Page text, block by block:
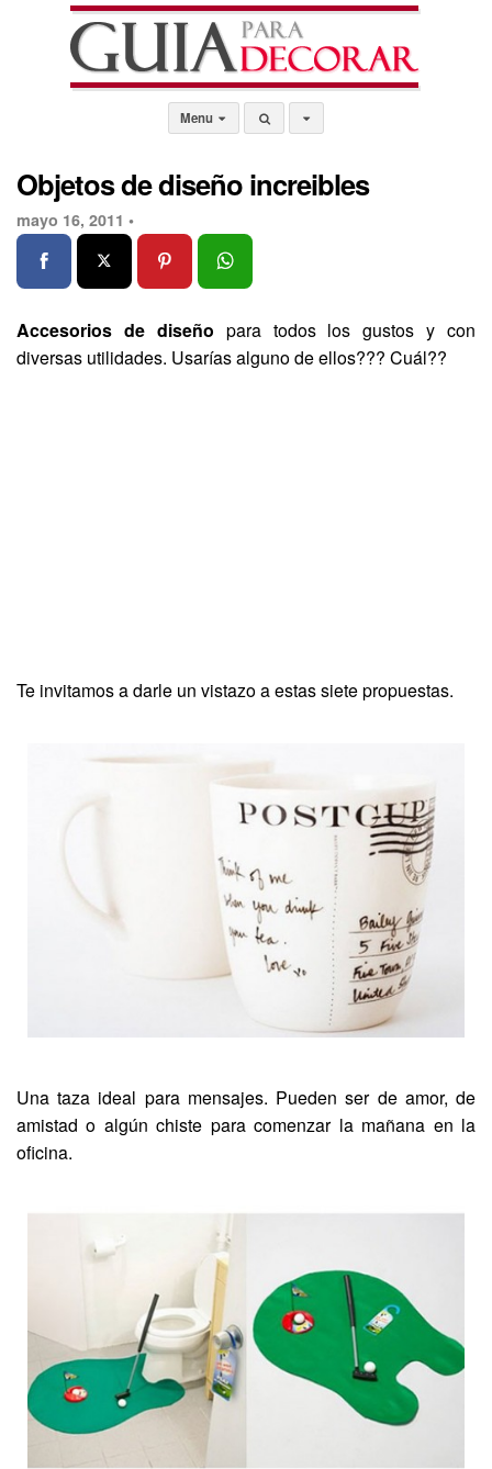
Menu
Objetos de diseño increibles
mayo 16, 2011 •
Accesorios de diseño para todos los gustos y con
diversas utilidades. Usarías alguno de ellos??? Cuál??
Te invitamos a darle un vistazo a estas siete propuestas.
Una taza ideal para mensajes. Pueden ser de amor, de
amistad o algún chiste para comenzar la mañana en la
oficina.